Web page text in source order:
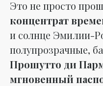
Это не просто
концентрат
и солнце Эмилии-
полупрозрачные,
Прошутто ди
мгновенный